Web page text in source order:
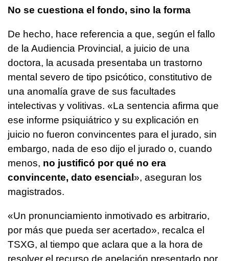
No se cuestiona el fondo, sino la forma
De hecho, hace referencia a que, según el fallo
de la Audiencia Provincial, a juicio de una
doctora, la acusada presentaba un trastorno
mental severo de tipo psicótico, constitutivo de
una anomalía grave de sus facultades
intelectivas y volitivas. «La sentencia afirma que
ese informe psiquiátrico y su explicación en
juicio no fueron convincentes para el jurado, sin
embargo, nada de eso dijo el jurado o, cuando
menos, no justificó por qué no era
convincente, dato esencial», aseguran los
magistrados.
«Un pronunciamiento inmotivado es arbitrario,
por más que pueda ser acertado», recalca el
TSXG, al tiempo que aclara que a la hora de
resolver el recurso de apelación presentado por